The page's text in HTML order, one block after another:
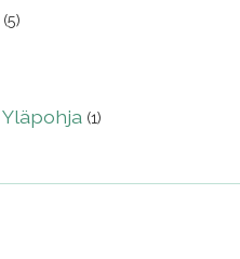
(5)
Yläpohja (1)